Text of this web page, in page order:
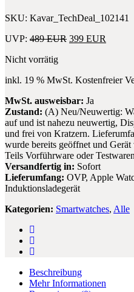
SKU: Kavar_TechDeal_102141
UVP: 489EUR Ursprünglicher
399 EUR
Nicht vorrätig
inkl. 19 % MwSt. Kostenfreier
MwSt. ausweisbar: Ja
Zustand: (A) Neu/Neuwertig:
auf und ist nahezu neuwertig,
und frei von Kratzern.
wurde bereits geöffnet und
Teils Vorführware oder
Versandfertig in: Sofort
Lieferumfang: OVP, Apple
Induktionsladegerät
Kategorien: Smartwatches, Alle
Beschreibung
Mehr Informationen